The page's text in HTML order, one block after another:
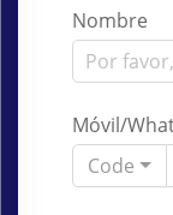
Nombre
Móvil/
Code